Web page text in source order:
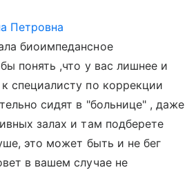
Петровна
биоимпедансное
понять ,что у вас лишнее и
специалисту по коррекции
сидят в "больнице" , даже
залах и там подберете
это может быть и не бег
в вашем случае не